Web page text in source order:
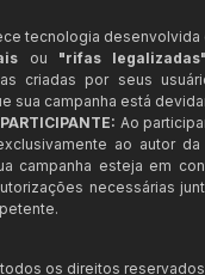
tecnologia desenvolvida
ou "rifas legalizadas"
criadas por seus
sua campanha está
PARTICIPANTE: Ao
ao autor
campanha esteja em
necessárias
todos os direitos